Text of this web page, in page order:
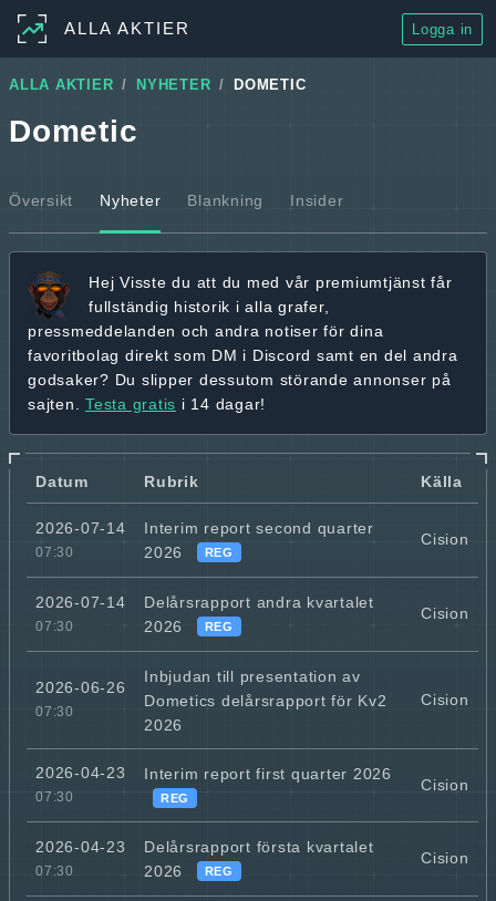
ALLA AKTIER Logga in
ALLA AKTIER NYHETER DOMETIC
Dometic
Översikt Nyheter Blankning Insider
Hej Visste du att du med vår premiumtjänst får
fullständig historik i alla grafer,
pressmeddelanden och andra notiser för dina
favoritbolag direkt som DM i Discord samt en del andra
godsaker? Du slipper dessutom störande annonser på
sajten. Testa gratis i 14 dagar!
Datum Rubrik Källa
2026-07-14
07:30
Interim report second quarter
2026
REG
Cision
2026-07-14
07:30
Delårsrapport andra kvartalet
2026
REG
Cision
2026-06-26
07:30
Inbjudan till presentation av
Dometics delårsrapport för Kv2
2026
Cision
2026-04-23
07:30
Interim report first quarter 2026
REG
Cision
2026-04-23
07:30
Delårsrapport första kvartalet
2026
REG
Cision